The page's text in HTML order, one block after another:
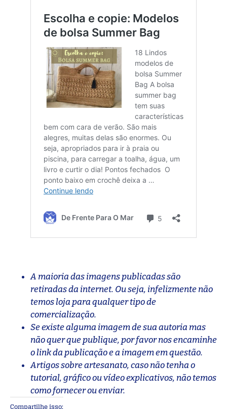
A maioria das imagens publicadas são
retiradas da internet. Ou seja, infelizmente não
temos loja para qualquer tipo de
comercialização.
Se existe alguma imagem de sua autoria mas
não quer que publique, por favor nos encaminhe
o link da publicação e a imagem em questão.
Artigos sobre artesanato, caso não tenha o
tutorial, gráfico ou vídeo explicativos, não temos
como fornecer ou enviar.
Compartilhe isso: